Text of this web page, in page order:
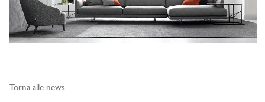
Torna alle news